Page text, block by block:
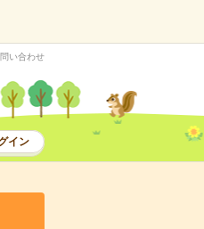
い合わせ
イン